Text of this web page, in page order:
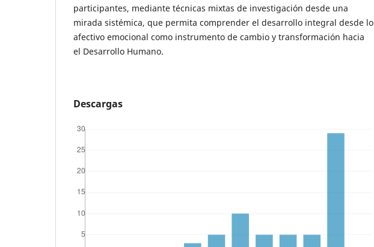
participantes, mediante técnicas mixtas de investigación desde una
mirada sistémica, que permita comprender el desarrollo integral desde lo
afectivo emocional como instrumento de cambio y transformación hacia
el Desarrollo Humano.
Descargas